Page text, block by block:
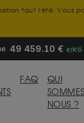
tout l'été. Vous
49 459.10 € €/KG
FAQ
QUI
NOUS ?